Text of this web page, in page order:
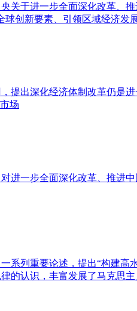
关于进一步全面深化改革、
创新要素、引领区域经济发
提出深化经济体制改革仍是
场
进一步全面深化改革、推进
列重要论述，提出“构建高
的认识，丰富发展了马克思